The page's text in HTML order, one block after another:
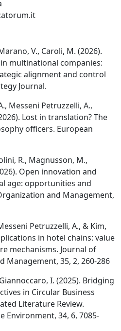
V., Caroli, M. (2026).
multinational companies:
alignment and control
Journal.
Messeni Petruzzelli, A.,
Lost in translation? The
officers. European
R., Magnusson, M.,
Open innovation and
age: opportunities and
and Management,
Petruzzelli, A., & Kim,
in hotel chains: value
mechanisms. Journal of
Management, 35, 2, 260-286
I. (2025). Bridging
in Circular Business
Literature Review.
Environment, 34, 6, 7085-